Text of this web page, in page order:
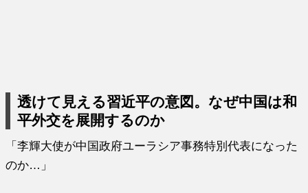
透けて見える習近平の意図。なぜ中国は和
平外交を展開するのか
「李輝大使が中国政府ユーラシア事務特別代表になった
のか…」